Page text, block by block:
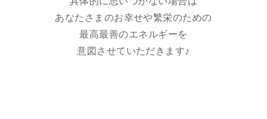
あなたさまのお幸せや繁栄のための
最高最善のエネルギーを
意図させていただきます♪